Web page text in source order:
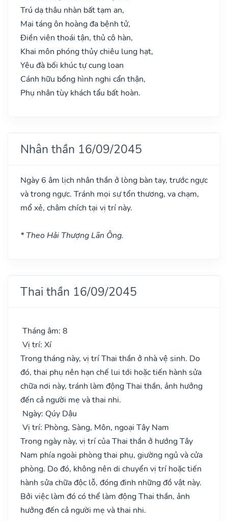
Trú dạ thâu nhàn bất tạm an,
Mai táng ôn hoàng đa bệnh tử,
Điền viên thoái tận, thủ cô hàn,
Khai môn phóng thủy chiêu lung hạt,
Yêu đà bối khúc tự cung loan
Cánh hữu bổng hình nghi cẩn thận,
Phụ nhân tùy khách tẩu bất hoàn.
Nhân thần 16/09/2045
Ngày 6 âm lịch nhân thần ở lòng bàn tay, trước ngực
và trong ngực. Tránh mọi sự tổn thương, va chạm,
mổ xẻ, châm chích tại vị trí này.
* Theo Hải Thượng Lãn Ông.
Thai thần 16/09/2045
Tháng âm: 8
Vị trí: Xí
Trong tháng này, vị trí Thai thần ở nhà vệ sinh. Do
đó, thai phụ nên hạn chế lui tới hoặc tiến hành sửa
chữa nơi này, tránh làm động Thai thần, ảnh hưởng
đến cả người mẹ và thai nhi.
Ngày: Qúy Dậu
Vị trí: Phòng, Sàng, Môn, ngoại Tây Nam
Trong ngày này, vị trí của Thai thần ở hướng Tây
Nam phía ngoài phòng thai phụ, giường ngủ và cửa
phòng. Do đó, không nên di chuyển vị trí hoặc tiến
hành sửa chữa độc lỗ, đóng đinh những đồ vật này.
Bởi việc làm đó có thể làm động Thai thần, ảnh
hưởng đến cả người mẹ và thai nhi.